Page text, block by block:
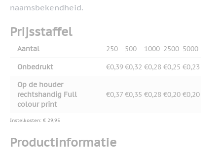
naamsbekendheid.
Prijsstaffel
Aantal 250 500 1000 2500 5000
Onbedrukt €0,39€0,32 €0,28 €0,25 €0,23
Op de houder
rechtshandig Full
colour print
€0,37 €0,35 €0,28 €0,20 €0,20
Instelkosten: € 29,95
Productinformatie